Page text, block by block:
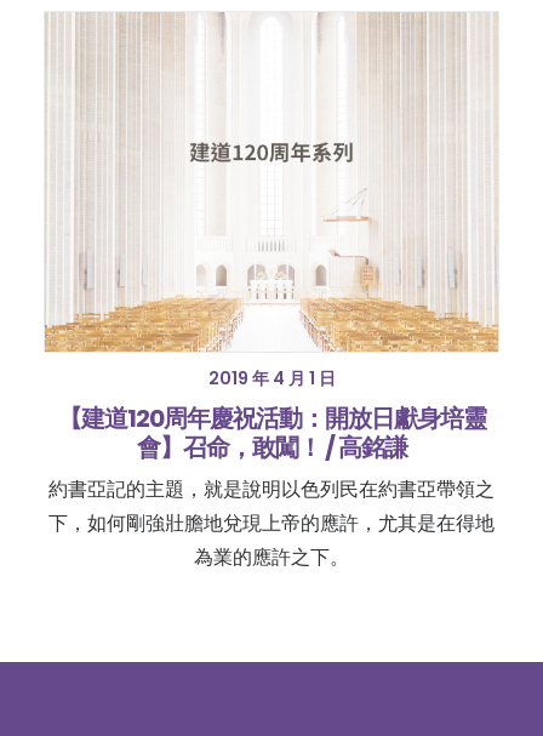
2019 年 4 月 1 日
【建道120周年慶祝活動：開放日獻身培靈
會】召命，敢闖！ / 高銘謙
約書亞記的主題，就是說明以色列民在約書亞帶領之
下，如何剛強壯膽地兌現上帝的應許，尤其是在得地
為業的應許之下。